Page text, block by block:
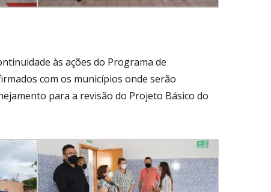
às ações do Programa de
com os municípios onde serão
para a revisão do Projeto Básico do